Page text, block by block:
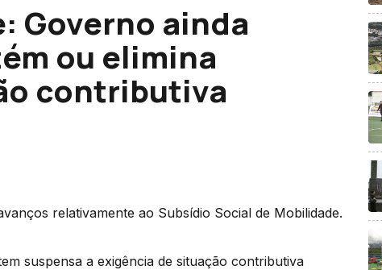
Governo ainda
ou elimina
contributiva
relativamente ao Subsídio Social de Mobilidade.
suspensa a exigência de situação contributiva